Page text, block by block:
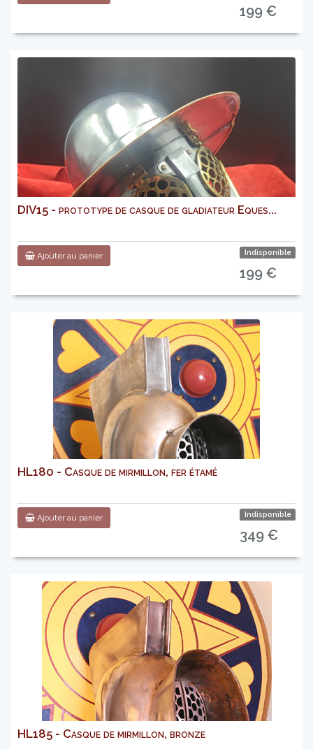
199 €
DIV15 - prototype de casque de gladiateur Eques...
Ajouter au panier Indisponible
199 €
HL180 - Casque de mirmillon, fer étamé
Ajouter au panier Indisponible
349 €
HL185 - Casque de mirmillon, bronze